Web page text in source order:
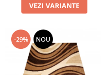
VEZI VARIANTE
-29% NOU